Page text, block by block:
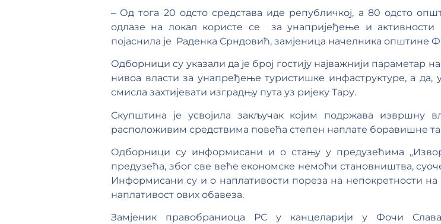
– Од тога 20 одсто средстава иде републичкој, а 80 одсто
одлазе на локал користе се за унапријеђење и
појаснила је Раденка Срндовић, замјеница начелника општине
Одборници су указали да је број гостију најважнији параметар
нивоа власти за унапређење туристишке инфаструктуре, а
смисла захтијевати изградњу пута уз ријеку Тару.
Скупштина је усвојила закључак којим подржава извршну
расположивим средствима повећа степен наплате боравишне
Одборници су информисани и о стању у предузећима
предузећа, због све веће економске немоћи становништва,
Информисани су и о наплативости пореза на непокретности на
наплативост ових обавеза.
Замјеник правобраниоца РС у канцеларији у Фочи